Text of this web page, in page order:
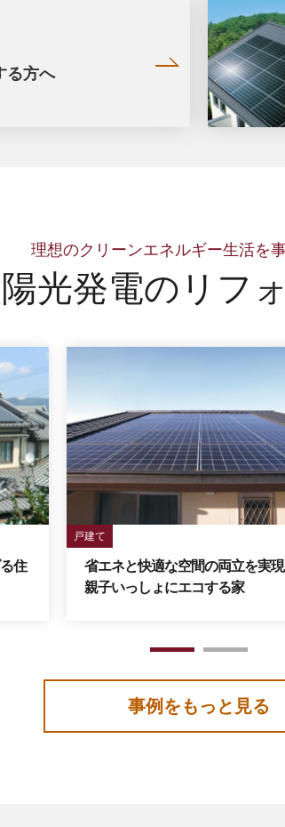
る方へ
理想のクリーンエネルギー生活を
光発電の リフ
住
戸建て
省エネと快適な空間の両立を実現
親子いっしょにエコする家
1 2
事例をもっと見る